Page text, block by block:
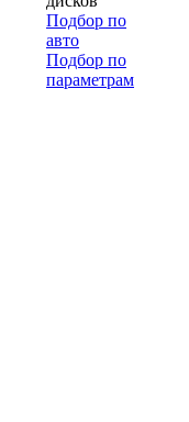
Подбор по
авто
Подбор по
параметрам